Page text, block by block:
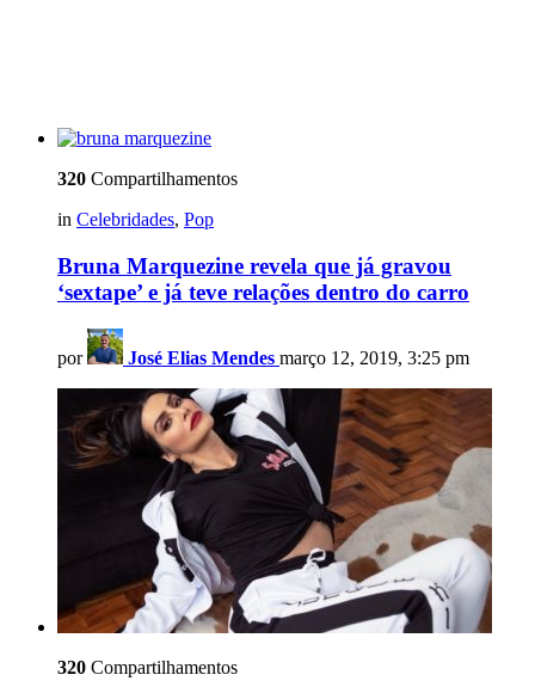
320 Compartilhamentos
in Celebridades, Pop
Bruna Marquezine revela que já gravou
‘sextape’ e já teve relações dentro do carro
por José Elias Mendes março 12, 2019, 3:25 pm
320 Compartilhamentos